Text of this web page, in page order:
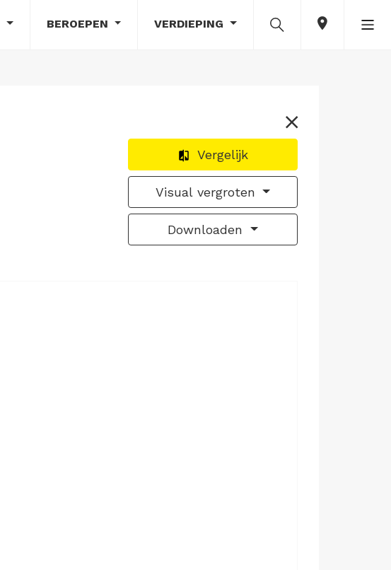
BEROEPEN VERDIEPING
Vergelijk
Visual vergroten
Downloaden